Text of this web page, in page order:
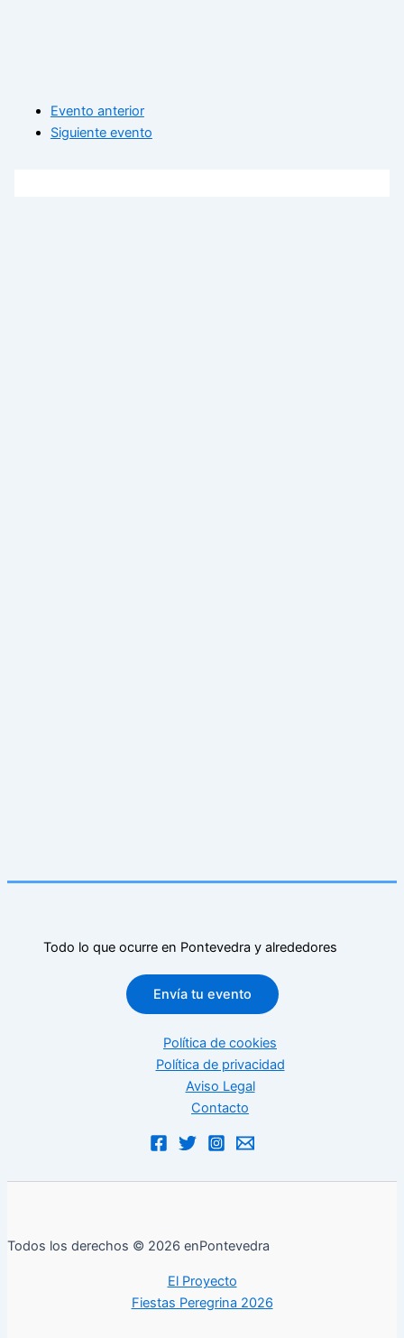
Evento anterior
Siguiente evento
Todo lo que ocurre en Pontevedra y alrededores
Envía tu evento
Política de cookies
Política de privacidad
Aviso Legal
Contacto
Todos los derechos © 2026 enPontevedra
El Proyecto
Fiestas Peregrina 2026